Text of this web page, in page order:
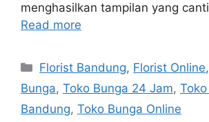
menghasilkan tampilan yang
Read more
Florist Bandung, Florist Online,
Bunga, Toko Bunga 24 Jam,
Bandung, Toko Bunga Online